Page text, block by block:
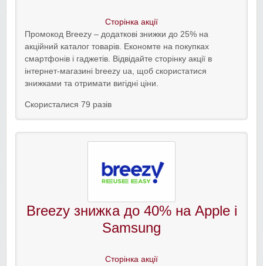
Сторінка акції
Промокод Breezy – додаткові знижки до 25% на
акційний каталог товарів. Економте на покупках
смартфонів і гаджетів. Відвідайте сторінку акції в
інтернет-магазині breezy ua, щоб скористатися
знижками та отримати вигідні ціни.
Скористалися 79 разів
Breezy знижка до 40% на Apple і
Samsung
Сторінка акції